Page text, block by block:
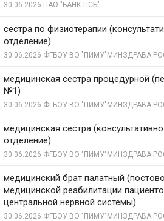
30.06.2026 ПАО "БАНК ПСБ"
сестра по физиотерапии
отделение)
30.06.2026 ФГБОУ ВО "ПИМУ"МИНЗДРАВА
медицинская сестра процедурной
№1)
30.06.2026 ФГБОУ ВО "ПИМУ"МИНЗДРАВА
медицинская сестра
отделение)
30.06.2026 ФГБОУ ВО "ПИМУ"МИНЗДРАВА
медицинский брат палатный
медицинской реабилитации
центральной нервной системы)
30.06.2026 ФГБОУ ВО "ПИМУ"МИНЗДРАВА